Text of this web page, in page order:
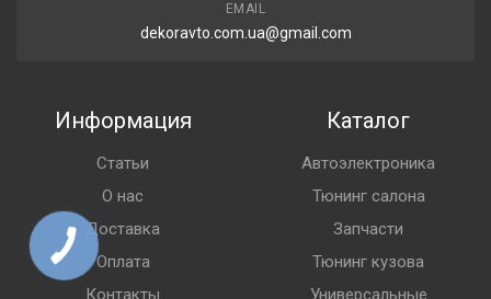
EMAIL
dekoravto.com.ua@gmail.com
Информация
Статьи
О нас
Доставка
Оплата
Контакты
Каталог
Автоэлектроника
Тюнинг салона
Запчасти
Тюнинг кузова
Универсальные